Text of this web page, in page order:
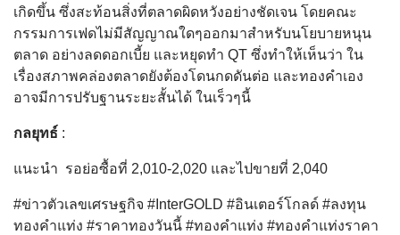
เกิดขึ้น ซึ่งสะท้อนสิ่งที่ตลาดผิดหวังอย่างชัดเจน โดยคณะ
กรรมการเฟดไม่มีสัญญาณใดๆออกมาสำหรับนโยบายหนุน
ตลาด อย่างลดดอกเบี้ย และหยุดทำ QT ซึ่งทำให้เห็นว่า ใน
เรื่องสภาพคล่องตลาดยังต้องโดนกดดันต่อ และทองคำเอง
อาจมีการปรับฐานระยะสั้นได้ ในเร็วๆนี้
กลยุทธ์ :
แนะนํา รอย่อซื้อที่ 2,010-2,020 และไปขายที่ 2,040
#ข่าวตัวเลขเศรษฐกิจ #InterGOLD #อินเตอร์โกลด์ #ลงทุน
ทองคำแท่ง #ราคาทองวันนี้ #ทองคำแท่ง #ทองคำแท่งราคา